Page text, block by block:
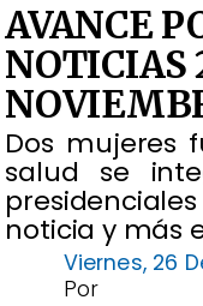
AVANCE
NOTICIAS
Dos mujeres
salud se
noticia y más
Viernes, 26
Por